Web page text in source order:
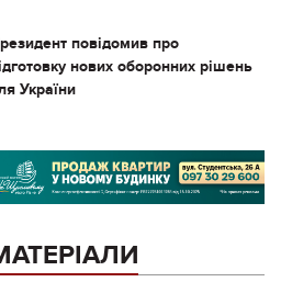
повідомив про
нових оборонних рішень
України